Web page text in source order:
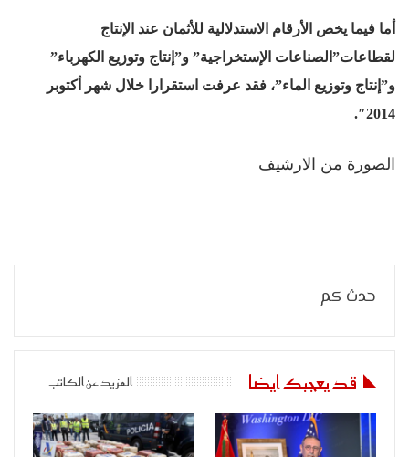
أما فيما يخص الأرقام الاستدلالية للأثمان عند الإنتاج
لقطاعات”الصناعات الإستخراجية” و”إنتاج وتوزيع الكهرباء”
و”إنتاج وتوزيع الماء”، فقد عرفت استقرارا خلال شهر أكتوبر
2014″.
الصورة من الارشيف
حدث كم
قد يعجبك ايضا المزيد عن الكاتب